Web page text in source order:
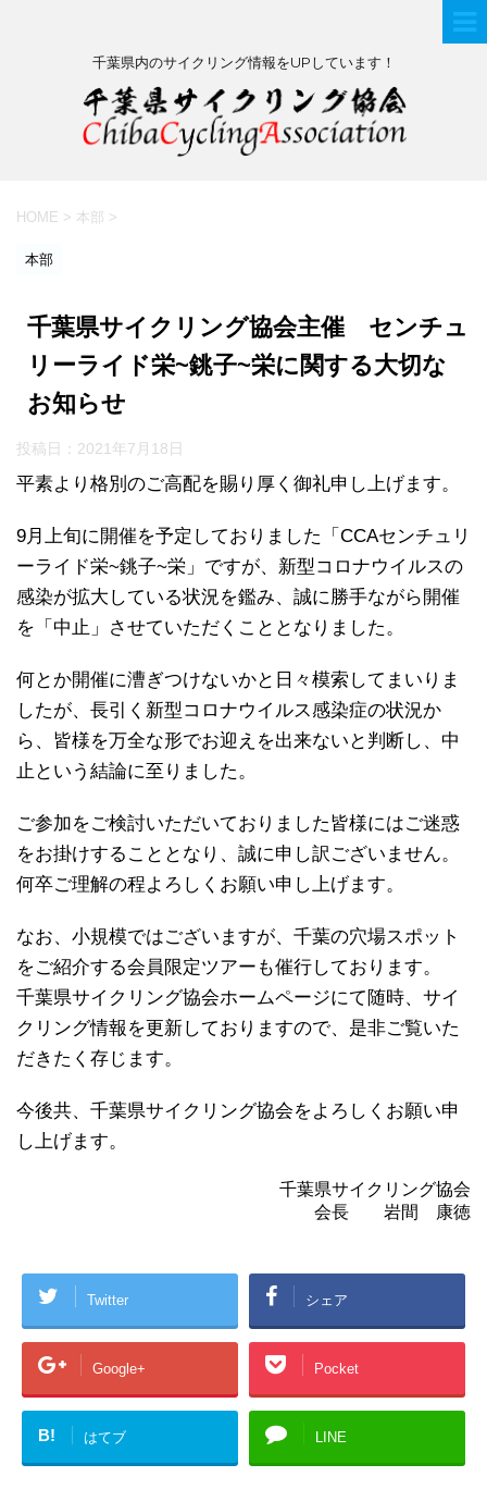
千葉県内のサイクリング情報をUPしています！
HOME > 本部 >
本部
千葉県サイクリング協会主催 センチュ
リーライド栄~銚子~栄に関する大切な
お知らせ
投稿日： 2021年7月18日
平素より格別のご高配を賜り厚く御礼申し上げます。
9月上旬に開催を予定しておりました「CCAセンチュリ
ーライド栄~銚子~栄」ですが、新型コロナウイルスの
感染が拡大している状況を鑑み、誠に勝手ながら開催
を「中止」させていただくこととなりました。
何とか開催に漕ぎつけないかと日々模索してまいりま
したが、長引く新型コロナウイルス感染症の状況か
ら、皆様を万全な形でお迎えを出来ないと判断し、中
止という結論に至りました。
ご参加をご検討いただいておりました皆様にはご迷惑
をお掛けすることとなり、誠に申し訳ございません。
何卒ご理解の程よろしくお願い申し上げます。
なお、小規模ではございますが、千葉の穴場スポット
をご紹介する会員限定ツアーも催行しております。
千葉県サイクリング協会ホームページにて随時、サイ
クリング情報を更新しておりますので、是非ご覧いた
だきたく存じます。
今後共、千葉県サイクリング協会をよろしくお願い申
し上げます。
千葉県サイクリング協会
会長 岩間 康徳
Twitter シェア
Google+ Pocket
B! はてブ LINE